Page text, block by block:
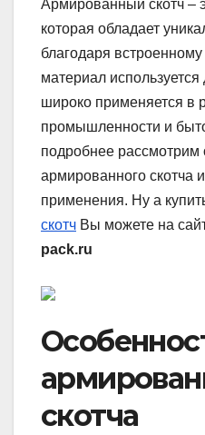
Армированный скотч –
которая обладает
благодаря
материал
широко применяется в
промышленности и
подробнее рассмотрим
армированного скотча
применения. Ну а
скотч Вы можете на
pack.ru
скотча